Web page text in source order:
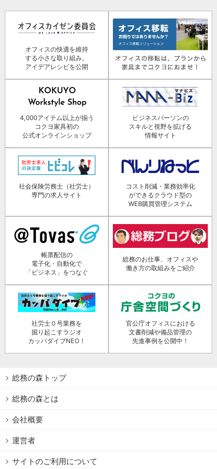
オフィスの快適を維持
する小さな取り組み。
アイデアレシピを公開
4,000アイテム以上が揃う
コクヨ家具初の
公式オンラインショップ
ビジネスパーソンの
スキルと視野を拡げる
情報サイト
社会保険労務士（社労士）
専門の求人サイト
コスト削減・業務効率化
ができるクラウド型の
WEB購買管理システム
帳票配信の
電子化・自動化で
「ビジネス」をつなぐ
総務のお仕事、オフィスや
働き方の取組みをご紹介
社労士０号業務を
掘り起こすラジオ
カッパダイブNEO！
官公庁オフィスにおける
文書削減や備品管理の
先進事例を公開中！
総務の森トップ
総務の森とは
会社概要
運営者
サイトのご利用について